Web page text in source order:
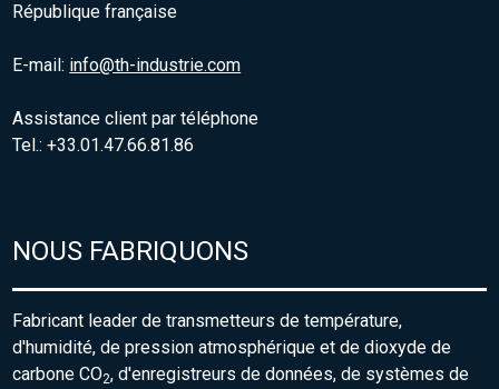
République française
E-mail: info@th-industrie.com
Assistance client par téléphone
Tel.: +33.01.47.66.81.86
NOUS FABRIQUONS
Fabricant leader de transmetteurs de température,
d'humidité, de pression atmosphérique et de dioxyde de
carbone CO2, d'enregistreurs de données, de systèmes de